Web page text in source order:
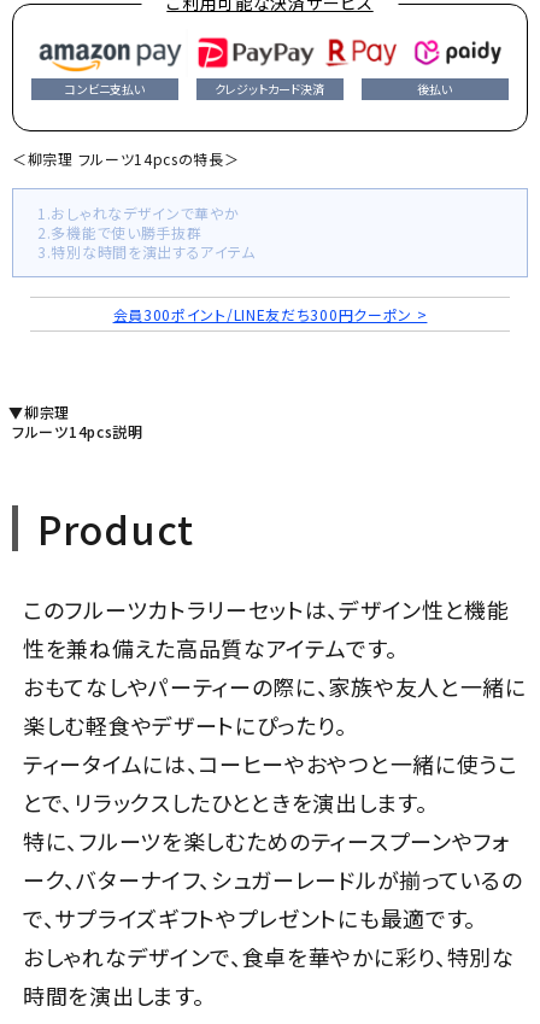
コンビニ支払い クレジットカード決済 後払い
＜柳宗理 フルーツ14pcsの特長＞
1.おしゃれなデザインで華やか
2.多機能で使い勝手抜群
3.特別な時間を演出するアイテム
会員300ポイント/LINE友だち300円クーポン >
▼柳宗理
フルーツ14pcs説明
Product
このフルーツカトラリーセットは、デザイン性と機能
性を兼ね備えた高品質なアイテムです。
おもてなしやパーティーの際に、家族や友人と一緒に
楽しむ軽食やデザートにぴったり。
ティータイムには、コーヒーやおやつと一緒に使うこ
とで、リラックスしたひとときを演出します。
特に、フルーツを楽しむためのティースプーンやフォ
ーク、バターナイフ、シュガーレードルが揃っているの
で、サプライズギフトやプレゼントにも最適です。
おしゃれなデザインで、食卓を華やかに彩り、特別な
時間を演出します。